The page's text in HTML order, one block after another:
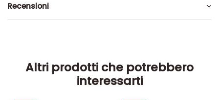
Recensioni
Altri prodotti che potrebbero
interessarti